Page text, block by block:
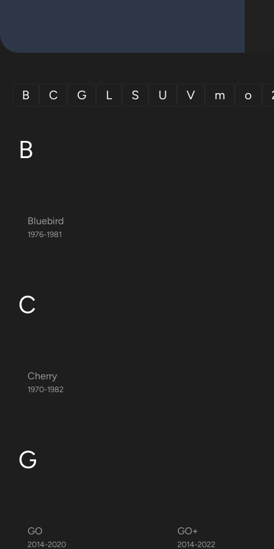
B C G L S U V m o
B
Bluebird
1976-1981
C
Cherry
1970-1982
G
GO
2014-2020
GO+
2014-2022